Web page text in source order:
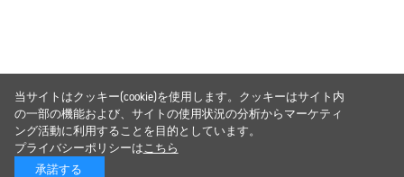
当サイトはクッキー(cookie)を使用します。クッキーはサイト内
の一部の機能および、サイトの使用状況の分析からマーケティ
ング活動に利用することを目的としています。
プライバシーポリシーはこちら
承諾する